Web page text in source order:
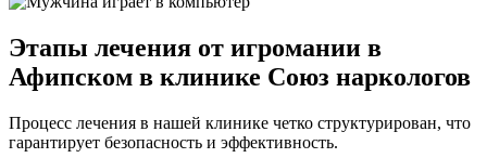
Этапы лечения от игромании в
Афипском в клинике Союз наркологов
Процесс лечения в нашей клинике четко структурирован, что
гарантирует безопасность и эффективность.